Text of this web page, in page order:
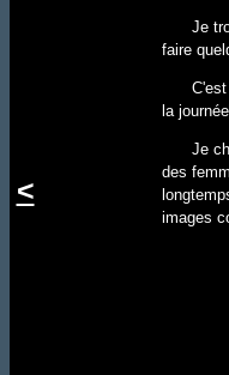
<
Je
faire
la
Je
des
images